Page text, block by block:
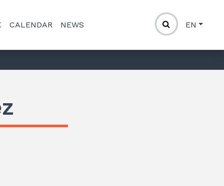
CALENDAR NEWS EN